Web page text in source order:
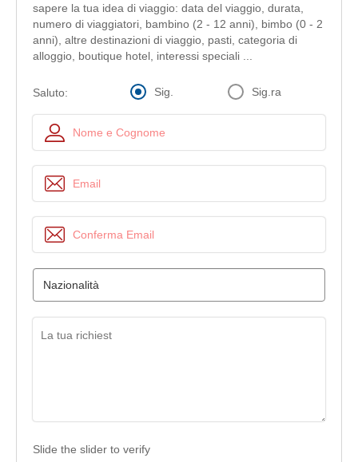
sapere la tua idea di viaggio: data del viaggio, durata,
numero di viaggiatori, bambino (2 - 12 anni), bimbo (0 - 2
anni), altre destinazioni di viaggio, pasti, categoria di
alloggio, boutique hotel, interessi speciali ...
Saluto: Sig. Sig.ra
Slide the slider to verify